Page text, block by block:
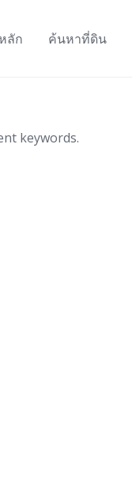
ลัก ค้นหาที่ดิน
keywords.